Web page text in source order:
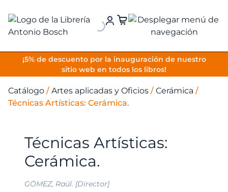
¡5% de descuento por la inauguración de nuestro
sitio web en todos los libros!
VOLVER
Catálogo / Artes aplicadas y Oficios / Cerámica /
Técnicas Artísticas: Cerámica.
Técnicas Artísticas:
Cerámica.
GÓMEZ, Raúl. [Director]